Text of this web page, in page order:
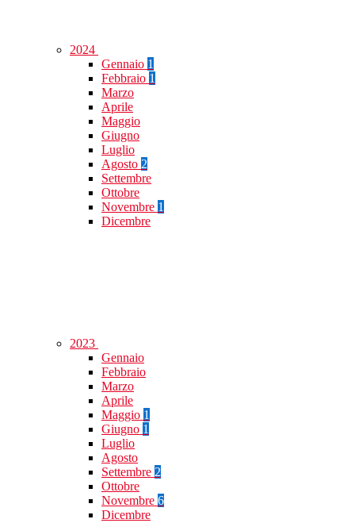
2024
Gennaio 1
Febbraio 1
Marzo
Aprile
Maggio
Giugno
Luglio
Agosto 2
Settembre
Ottobre
Novembre 1
Dicembre
2023
Gennaio
Febbraio
Marzo
Aprile
Maggio 1
Giugno 1
Luglio
Agosto
Settembre 2
Ottobre
Novembre 6
Dicembre